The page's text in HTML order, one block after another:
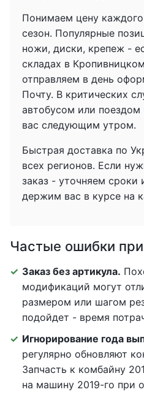
Понимаем цену
сезон. Популярные
ножи, диски, крепеж -
складах в
отправляем в день
Почту. В критических
автобусом или
вас следующим утром.
Быстрая доставка по
всех регионов. Если
заказ - уточняем сроки
держим вас в курсе на
Частые ошибки при
Заказ без артикула.
модификаций могут
размером или шагом
подойдет - время
Игнорирование года
регулярно обновляют
Запчасть к комбайну
на машину 2019-го при